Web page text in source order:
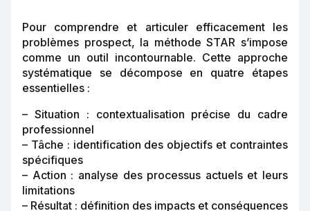
Pour comprendre et articuler efficacement les
problèmes prospect, la méthode STAR s’impose
comme un outil incontournable. Cette approche
systématique se décompose en quatre étapes
essentielles :
– Situation : contextualisation précise du cadre
professionnel
– Tâche : identification des objectifs et contraintes
spécifiques
– Action : analyse des processus actuels et leurs
limitations
– Résultat : définition des impacts et conséquences